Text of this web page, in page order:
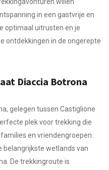
in een gastvrije en
optimaal uitrusten en je
ontdekkingen in de ongerepte
Diaccia Botrona
gelegen tussen Castiglione
plek voor trekking die
en vriendengroepen.
belangrijkste wetlands van
De trekkingroute is